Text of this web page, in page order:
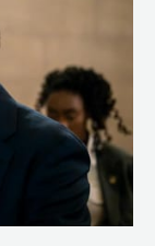
دعم
بسط
سلطة
الدولة
ومتابعة